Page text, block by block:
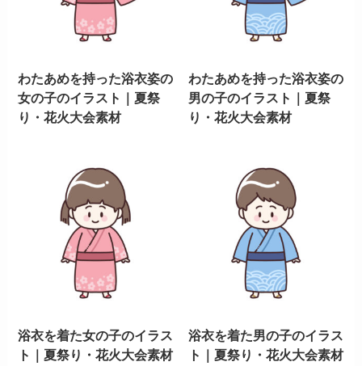
わたあめを持った浴衣姿の
女の子のイラスト｜夏祭
り・花火大会素材
わたあめを持った浴衣姿の
男の子のイラスト｜夏祭
り・花火大会素材
浴衣を着た女の子のイラス
ト｜夏祭り・花火大会素材
浴衣を着た男の子のイラス
ト｜夏祭り・花火大会素材